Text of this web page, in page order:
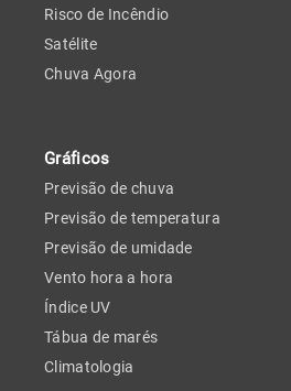
Risco de Incêndio
Satélite
Chuva Agora
Gráficos
Previsão de chuva
Previsão de temperatura
Previsão de umidade
Vento hora a hora
Índice UV
Tábua de marés
Climatologia